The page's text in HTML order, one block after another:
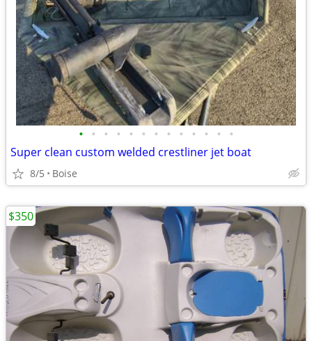
• • • • • • • • • • • • •
Super clean custom welded crestliner jet boat
8/5 Boise
$350